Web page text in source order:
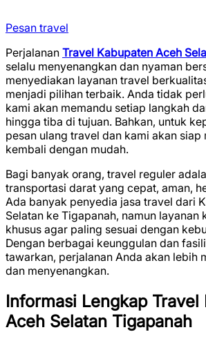
Pesan travel
Perjalanan Travel Kabupaten Aceh
selalu menyenangkan dan nyaman
menyediakan layanan travel
menjadi pilihan terbaik. Anda tidak
kami akan memandu setiap langkah
hingga tiba di tujuan. Bahkan, untuk
pesan ulang travel dan kami akan siap
kembali dengan mudah.
Bagi banyak orang, travel reguler
transportasi darat yang cepat, aman,
Ada banyak penyedia jasa travel dari
Selatan ke Tigapanah, namun layanan
khusus agar paling sesuai dengan
Dengan berbagai keunggulan dan
tawarkan, perjalanan Anda akan lebih
dan menyenangkan.
Informasi Lengkap Travel
Aceh Selatan Tigapanah